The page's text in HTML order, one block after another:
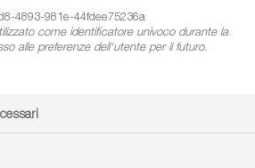
4893-981e-44fdee75236a
come identificatore univoco durante la
alle preferenze dell'utente per il futuro.